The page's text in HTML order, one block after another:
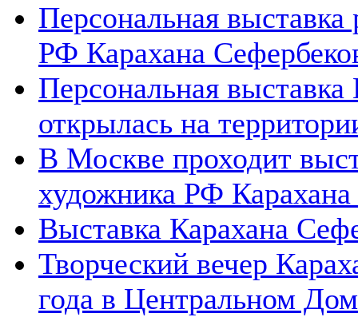
Персональная
РФ Карахана
Персональная
открылась на
В Москве проходит
художника РФ
Выставка Карахана
Творческий вечер
года в Центральном